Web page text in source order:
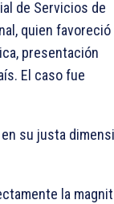
de Servicios de
quien favoreció
presentación
El caso fue
su justa
la